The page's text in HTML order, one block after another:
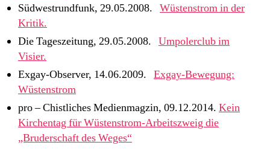
Südwestrundfunk, 29.05.2008. Wüstenstrom in der
Kritik.
Die Tageszeitung, 29.05.2008. Umpolerclub im
Visier.
Exgay-Observer, 14.06.2009. Exgay-Bewegung:
Wüstenstrom
pro – Chistliches Medienmagzin, 09.12.2014. Kein
Kirchentag für Wüstenstrom-Arbeitszweig die
„Bruderschaft des Weges“